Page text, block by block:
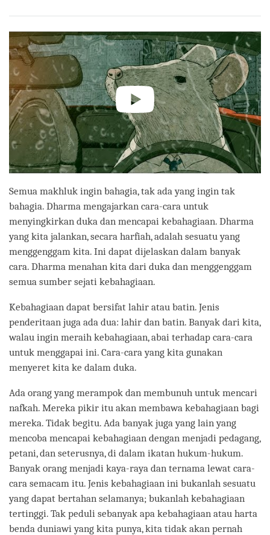
Semua makhluk ingin bahagia, tak ada yang ingin tak
bahagia. Dharma mengajarkan cara-cara untuk
menyingkirkan duka dan mencapai kebahagiaan. Dharma
yang kita jalankan, secara harfiah, adalah sesuatu yang
menggenggam kita. Ini dapat dijelaskan dalam banyak
cara. Dharma menahan kita dari duka dan menggenggam
semua sumber sejati kebahagiaan.
Kebahagiaan dapat bersifat lahir atau batin. Jenis
penderitaan juga ada dua: lahir dan batin. Banyak dari kita,
walau ingin meraih kebahagiaan, abai terhadap cara-cara
untuk menggapai ini. Cara-cara yang kita gunakan
menyeret kita ke dalam duka.
Ada orang yang merampok dan membunuh untuk mencari
nafkah. Mereka pikir itu akan membawa kebahagiaan bagi
mereka. Tidak begitu. Ada banyak juga yang lain yang
mencoba mencapai kebahagiaan dengan menjadi pedagang,
petani, dan seterusnya, di dalam ikatan hukum-hukum.
Banyak orang menjadi kaya-raya dan ternama lewat cara-
cara semacam itu. Jenis kebahagiaan ini bukanlah sesuatu
yang dapat bertahan selamanya; bukanlah kebahagiaan
tertinggi. Tak peduli sebanyak apa kebahagiaan atau harta
benda duniawi yang kita punya, kita tidak akan pernah